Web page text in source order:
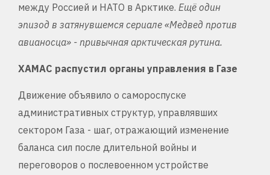
между Россией и НАТО в Арктике. Ещё один
эпизод в затянувшемся сериале «Медвед против
авианосца» - привычная арктическая рутина.
ХАМАС распустил органы управления в Газе
Движение объявило о самороспуске
административных структур, управлявших
сектором Газа - шаг, отражающий изменение
баланса сил после длительной войны и
переговоров о послевоенном устройстве